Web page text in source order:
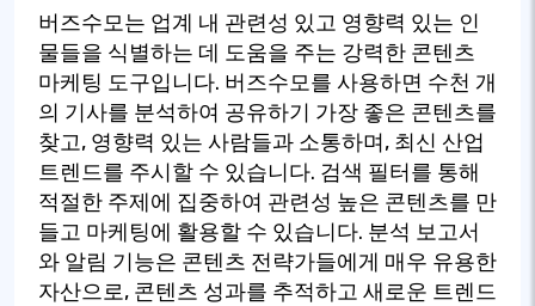
버즈수모는 업계 내 관련성 있고 영향력 있는 인
물들을 식별하는 데 도움을 주는 강력한 콘텐츠
마케팅 도구입니다. 버즈수모를 사용하면 수천 개
의 기사를 분석하여 공유하기 가장 좋은 콘텐츠를
찾고, 영향력 있는 사람들과 소통하며, 최신 산업
트렌드를 주시할 수 있습니다. 검색 필터를 통해
적절한 주제에 집중하여 관련성 높은 콘텐츠를 만
들고 마케팅에 활용할 수 있습니다. 분석 보고서
와 알림 기능은 콘텐츠 전략가들에게 매우 유용한
자산으로, 콘텐츠 성과를 추적하고 새로운 트렌드